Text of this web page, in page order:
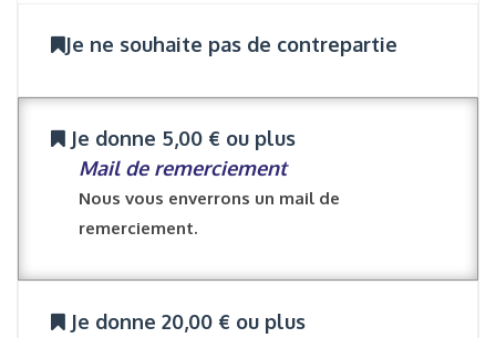
Je ne souhaite pas de contrepartie
Je donne 5,00 € ou plus
Mail de remerciement
Nous vous enverrons un mail de
remerciement.
Je donne 20,00 € ou plus